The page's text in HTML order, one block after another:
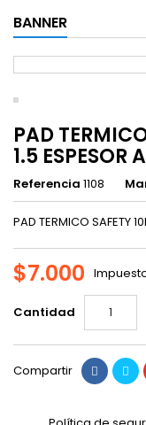
BANNER
PAD
1.5 ESPESOR
Referencia 1108
PAD TERMICO SAFETY
$7.000
Cantidad
Compartir